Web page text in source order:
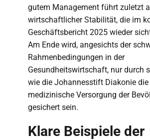
gutem Management führt zuletzt
wirtschaftlicher Stabilität, die im
Geschäftsbericht 2025 wieder
Am Ende wird, angesichts der
Rahmenbedingungen in der
Gesundheitswirtschaft, nur durch
wie die Johannesstift Diakonie die
medizinische Versorgung der
gesichert sein.
Klare Beispiele der